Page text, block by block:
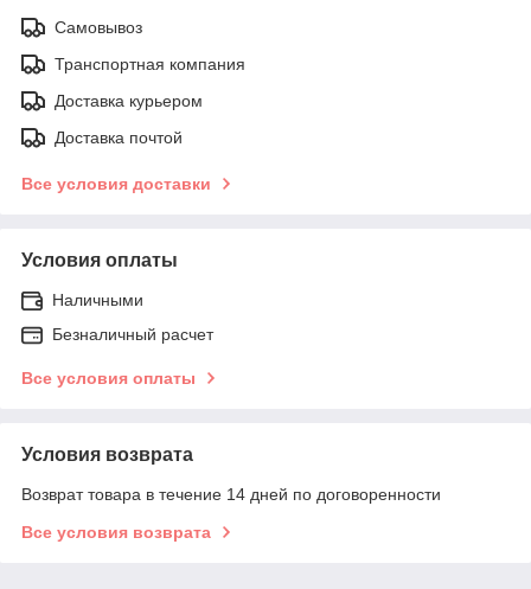
Самовывоз
Транспортная компания
Доставка курьером
Доставка почтой
Все условия доставки
Условия оплаты
Наличными
Безналичный расчет
Все условия оплаты
Условия возврата
Возврат товара в течение 14 дней по договоренности
Все условия возврата